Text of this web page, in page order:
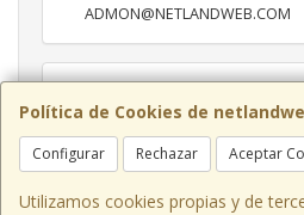
Política de Cookies de
Configurar Rechazar Aceptar
Utilizamos cookies propias y de
ADMON@NETLANDWEB.COM